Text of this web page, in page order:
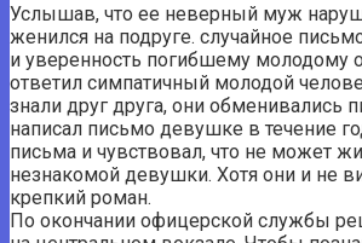
Услышав, что ее неверный муж
женился на подруге. случайное
и уверенность погибшему молодому
ответил симпатичный молодой
знали друг друга, они обменивались
написал письмо девушке в течение
письма и чувствовал, что не может
незнакомой девушки. Хотя они и не
крепкий роман.
По окончании офицерской службы